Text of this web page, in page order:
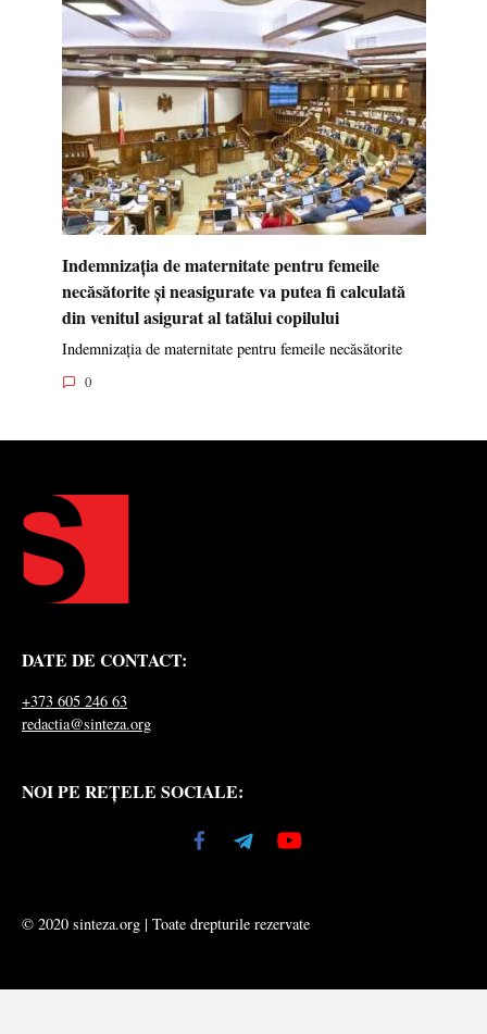
Indemnizația de maternitate pentru femeile
necăsătorite și neasigurate va putea fi calculată
din venitul asigurat al tatălui copilului
Indemnizația de maternitate pentru femeile necăsătorite
0
DATE DE CONTACT:
+373 605 246 63
redactia@sinteza.org
NOI PE REȚELE SOCIALE:
© 2020 sinteza.org | Toate drepturile rezervate